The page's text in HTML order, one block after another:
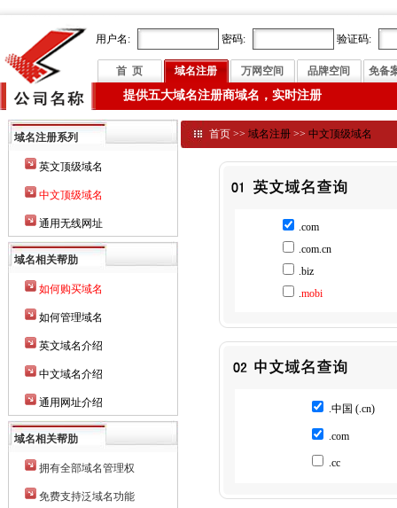
用户名: 密码: 验证码:
首 页 域名注册 万网空间 品牌空间 免备
提供五大域名注册商域名，实时注册
域名注册系列
英文顶级域名
中文顶级域名
通用无线网址
域名相关帮肋
如何购买域名
如何管理域名
英文域名介绍
中文域名介绍
通用网址介绍
域名相关帮肋
拥有全部域名管理权
免费支持泛域名功能
首页 >>域名注册 >>中文顶级域名
.com
.com.cn
.biz
.mobi
.中国 (.cn)
.com
.cc